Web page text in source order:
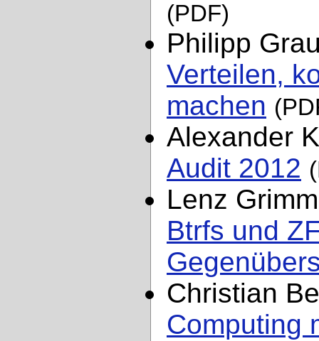
(PDF)
Philipp
Verteilen,
machen
Alexander
Audit 2012
Lenz
Btrfs und
Christian
Computing